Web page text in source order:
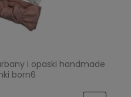
i opaski handmade
born6